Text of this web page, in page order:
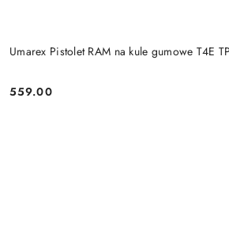
Umarex Pistolet RAM na kule gumowe T4E
Cena:
559.00